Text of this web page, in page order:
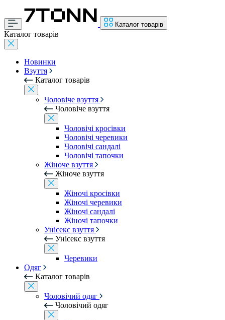
Каталог товарів
Каталог товарів
Новинки
Взуття
Каталог товарів
Чоловіче взуття
Чоловіче взуття
Чоловічі кросівки
Чоловічі черевики
Чоловічі сандалі
Чоловічі тапочки
Жіноче взуття
Жіноче взуття
Жіночі кросівки
Жіночі черевики
Жіночі сандалі
Жіночі тапочки
Унісекс взуття
Унісекс взуття
Черевики
Одяг
Каталог товарів
Чоловічий одяг
Чоловічий одяг